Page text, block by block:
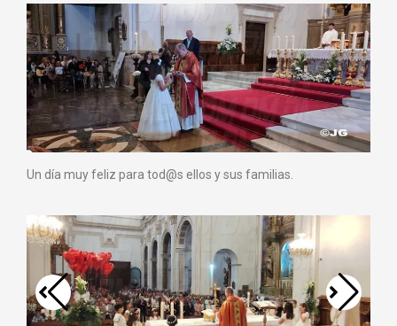
Un día muy feliz para tod@s ellos y sus familias.